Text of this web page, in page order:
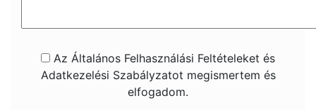
Az Általános Felhasználási Feltételeket és
Adatkezelési Szabályzatot megismertem és
elfogadom.